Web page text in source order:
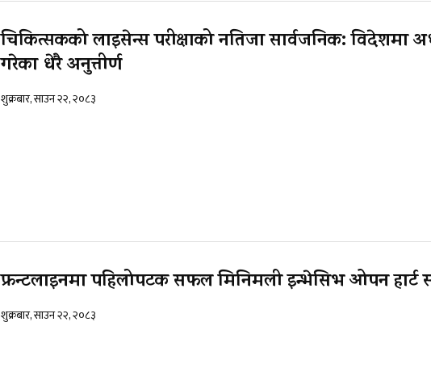
चिकित्सकको लाइसेन्स परीक्षाको नतिजा सार्वजनिक: विदेशमा
गरेका धेरै अनुत्तीर्ण
शुक्रबार, साउन २२, २०८३
फ्रन्टलाइनमा पहिलोपटक सफल मिनिमली इन्भेसिभ ओपन हार्ट
शुक्रबार, साउन २२, २०८३